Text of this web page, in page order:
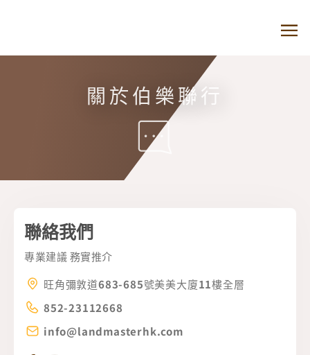
關於伯樂聯行
聯絡我們
專業建議 務實推介
旺角彌敦道683-685號美美大廈11樓全層
852-23112668
info@landmasterhk.com